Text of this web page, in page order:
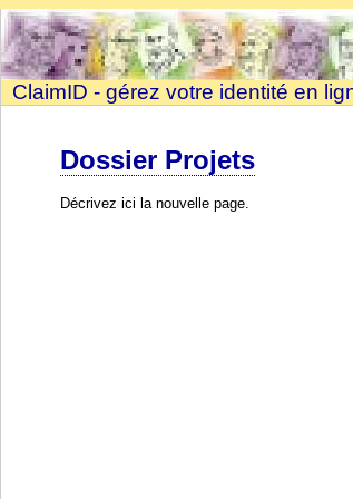
ClaimID - gérez votre identité en
Dossier Projets
Décrivez ici la nouvelle page.